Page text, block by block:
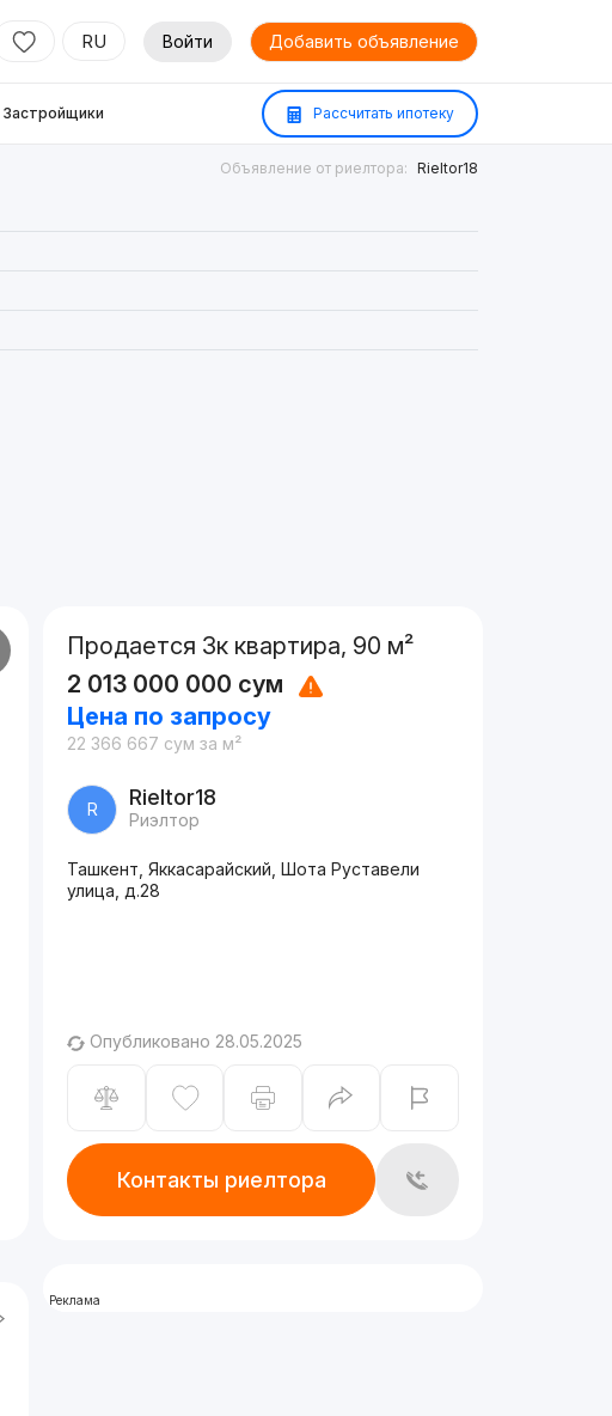
RU Войти Добавить объявление
Застройщики Рассчитать ипотеку
Объявление от риелтора: Rieltor18
Продается 3к квартира, 90 м²
2 013 000 000 сум
Цена по запросу
22 366 667 сум за м²
R Rieltor18
Риэлтор
Ташкент, Яккасарайский, Шота Руставели
улица, д.28
Опубликовано 28.05.2025
Контакты риелтора
Реклама